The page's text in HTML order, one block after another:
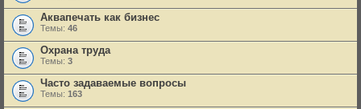
Аквапечать как бизнес
Темы: 46
Охрана труда
Темы: 3
Часто задаваемые вопросы
Темы: 163